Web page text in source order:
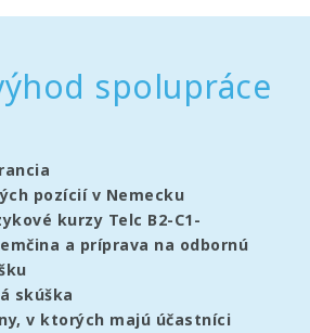
spolupráce
pozícií v Nemecku
kurzy Telc B2-C1-
a príprava na odbornú
skúška
v ktorých majú účastníci